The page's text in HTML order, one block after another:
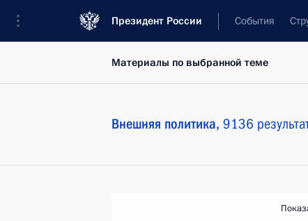
Президент России События
Материалы по выбранной теме
Внешняя политика, 9136